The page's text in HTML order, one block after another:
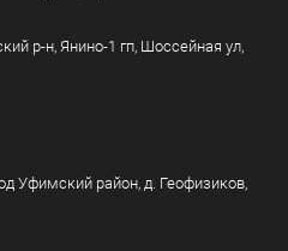
р-н, Янино-1 гп, Шоссейная ул,
Уфимский район, д. Геофизиков,